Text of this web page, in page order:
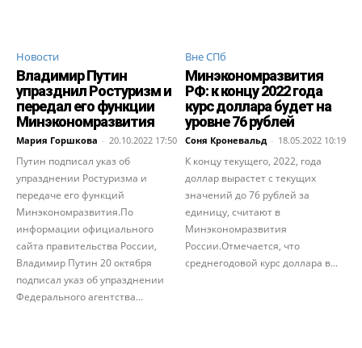
Новости
Владимир Путин
упразднил Ростуризм и
передал его функции
Минэкономразвития
Мария Горшкова - 20.10.2022 17:50
Путин подписал указ об
упразднении Ростуризма и
передаче его функций
Минэкономразвития.По
информации официального
сайта правительства России,
Владимир Путин 20 октября
подписал указ об упразднении
Федерального агентства...
Вне СПб
Минэкономразвития
РФ: к концу 2022 года
курс доллара будет на
уровне 76 рублей
Соня Кроневальд - 18.05.2022 10:19
К концу текущего, 2022, года
доллар вырастет с текущих
значений до 76 рублей за
единицу, считают в
Минэкономразвития
России.Отмечается, что
среднегодовой курс доллара в...